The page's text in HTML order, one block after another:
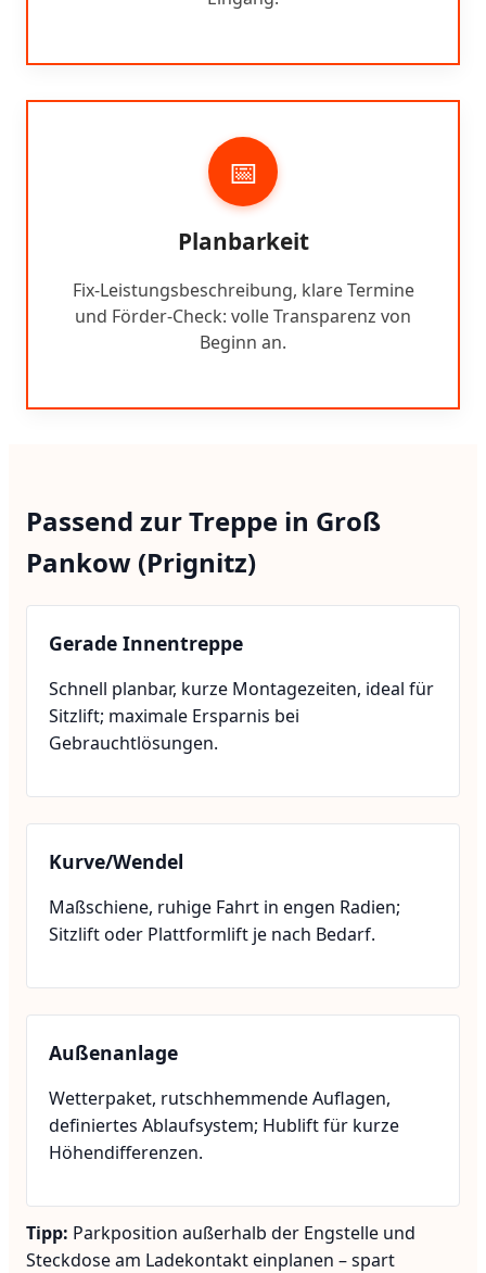
📅
Planbarkeit
Fix-Leistungsbeschreibung, klare Termine
und Förder-Check: volle Transparenz von
Beginn an.
Passend zur Treppe in Groß
Pankow (Prignitz)
Gerade Innentreppe
Schnell planbar, kurze Montagezeiten, ideal für
Sitzlift; maximale Ersparnis bei
Gebrauchtlösungen.
Kurve/Wendel
Maßschiene, ruhige Fahrt in engen Radien;
Sitzlift oder Plattformlift je nach Bedarf.
Außenanlage
Wetterpaket, rutschhemmende Auflagen,
definiertes Ablaufsystem; Hublift für kurze
Höhendifferenzen.
Tipp: Parkposition außerhalb der Engstelle und
Steckdose am Ladekontakt einplanen – spart